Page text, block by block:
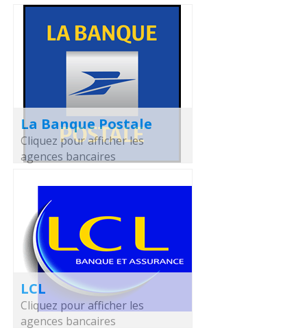
La Banque Postale
Cliquez pour afficher les
agences bancaires
LCL
Cliquez pour afficher les
agences bancaires